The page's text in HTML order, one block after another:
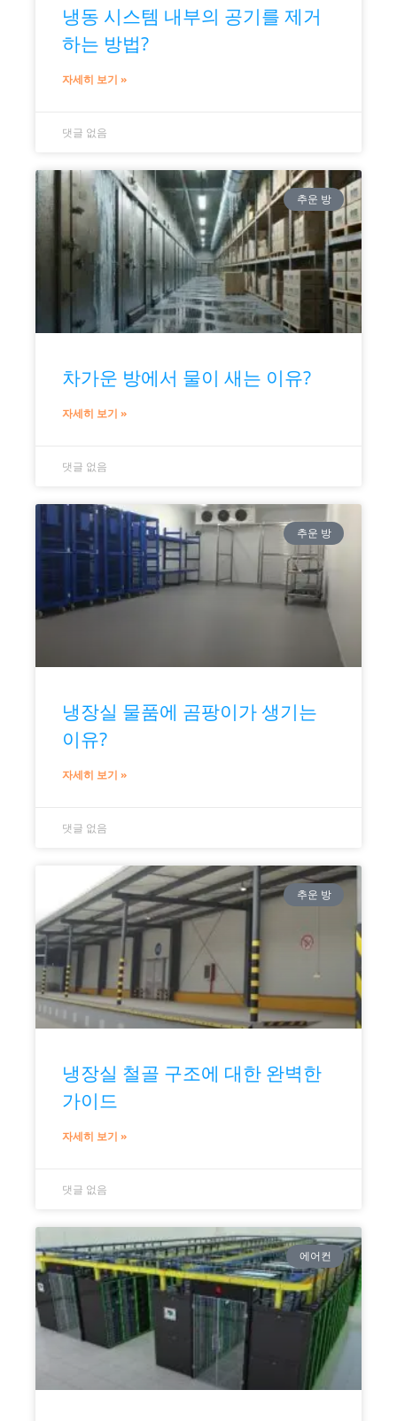
냉동 시스템 내부의 공기를 제거
하는 방법?
자세히 보기 »
댓글 없음
추운 방
차가운 방에서 물이 새는 이유?
자세히 보기 »
댓글 없음
추운 방
냉장실 물품에 곰팡이가 생기는
이유?
자세히 보기 »
댓글 없음
추운 방
냉장실 철골 구조에 대한 완벽한
가이드
자세히 보기 »
댓글 없음
에어컨